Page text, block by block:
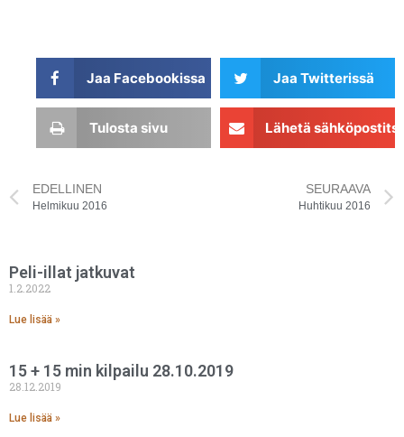
Jaa Facebookissa Jaa Twitterissä
Tulosta sivu Lähetä
EDELLINEN
Helmikuu 2016
SEURAAVA
Huhtikuu 2016
Peli-illat jatkuvat
1.2.2022
Lue lisää »
15 + 15 min kilpailu 28.10.2019
28.12.2019
Lue lisää »